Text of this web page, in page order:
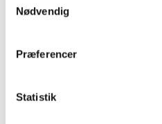
Nødvendig
Præferencer
Statistik